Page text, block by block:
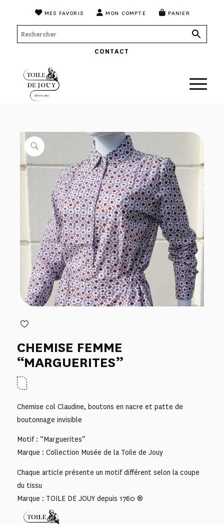
MES FAVORIS MON COMPTE PANIER
CONTACT
CHEMISE FEMME
“MARGUERITES”
Chemise col Claudine, boutons en nacre et patte de
boutonnage invisible
Motif : “Marguerites”
Marque : Collection Musée de la Toile de Jouy
Chaque article présente un motif différent selon la coupe
du tissu
Marque : TOILE DE JOUY depuis 1760 ®